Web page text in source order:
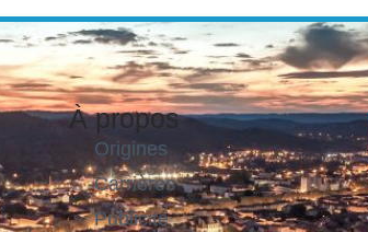
À propos
Origines
Carrières
Publicité